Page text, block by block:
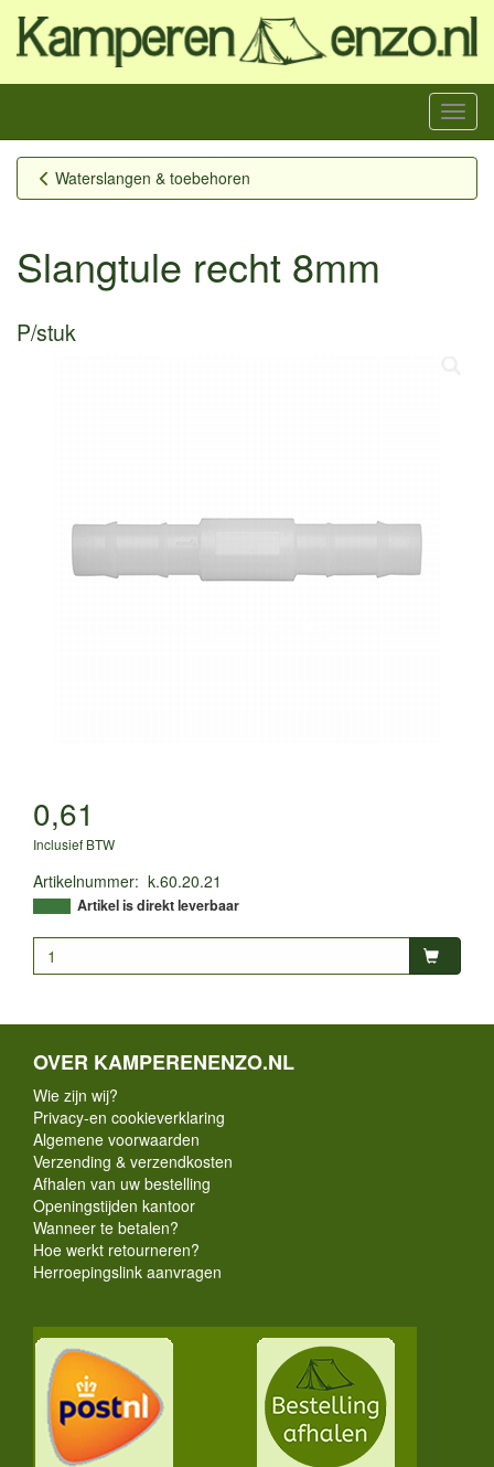
Menu
Waterslangen & toebehoren
Slangtule recht 8mm
P/stuk
0,61
Inclusief BTW
Artikelnummer: k.60.20.21
Artikel is direkt leverbaar
OVER KAMPERENENZO.NL
Wie zijn wij?
Privacy-en cookieverklaring
Algemene voorwaarden
Verzending & verzendkosten
Afhalen van uw bestelling
Openingstijden kantoor
Wanneer te betalen?
Hoe werkt retourneren?
Herroepingslink aanvragen